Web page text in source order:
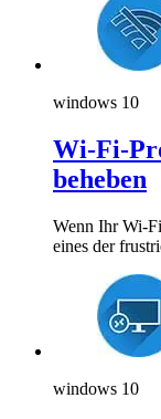
windows 10
Wi-Fi-
beheben
Wenn Ihr Wi-
eines der
windows 10